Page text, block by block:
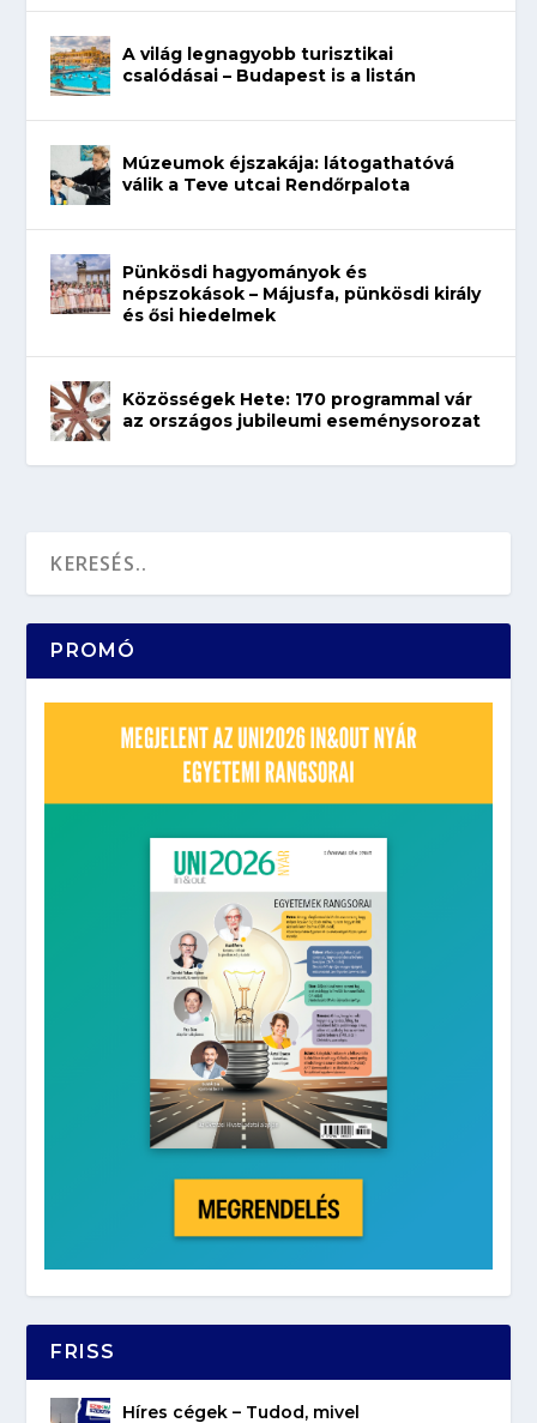
A világ legnagyobb turisztikai
csalódásai – Budapest is a listán
Múzeumok éjszakája: látogathatóvá
válik a Teve utcai Rendőrpalota
Pünkösdi hagyományok és
népszokások – Májusfa, pünkösdi király
és ősi hiedelmek
Közösségek Hete: 170 programmal vár
az országos jubileumi eseménysorozat
PROMÓ
FRISS
Híres cégek – Tudod, mivel